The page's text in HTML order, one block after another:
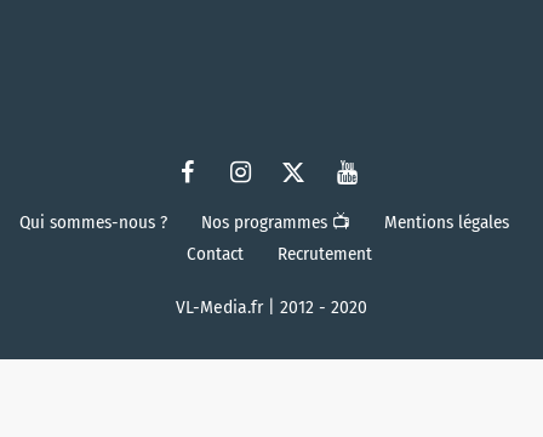
Qui sommes-nous ? Nos programmes 📺
Mentions légales
Contact
Recrutement
VL-Media.fr | 2012 - 2020